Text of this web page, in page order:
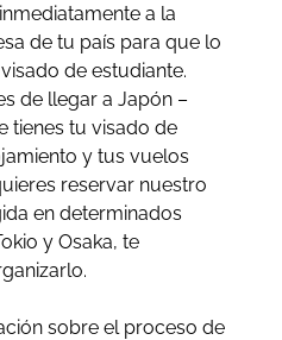
a la
de tu país para que lo
de estudiante.
de llegar a Japón –
tienes tu visado de
y tus vuelos
reservar nuestro
en determinados
y Osaka, te
sobre el proceso de